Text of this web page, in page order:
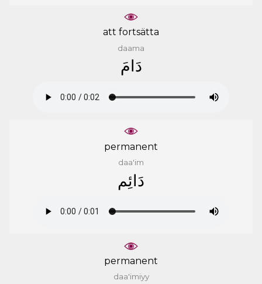
att fortsätta
daama
ﺩَﺍﻡَ
permanent
daa'im
ﺩَﺍﺋِﻢ
permanent
daa'imiyy